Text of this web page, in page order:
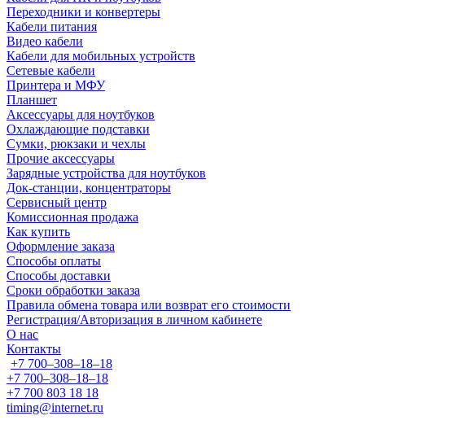
Переходники и конвертеры
Кабели питания
Видео кабели
Кабели для мобильных устройств
Сетевые кабели
Принтера и МФУ
Планшет
Аксессуары для ноутбуков
Охлаждающие подставки
Сумки, рюкзаки и чехлы
Прочие аксессуары
Зарядные устройства для ноутбуков
Док-станции, концентраторы
Сервисный центр
Комиссионная продажа
Как купить
Оформление заказа
Способы оплаты
Способы доставки
Сроки обработки заказа
Правила обмена товара или возврат его стоимости
Регистрация/Авторизация в личном кабинете
О нас
Контакты
+7 700‒308‒18‒18
+7 700‒308‒18‒18
+7 700 803 18 18
timing@internet.ru